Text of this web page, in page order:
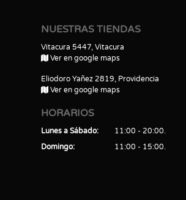
NUESTRAS TIENDAS
Vitacura 5447, Vitacura
Ver en google maps
Eliodoro Yañez 2819, Providencia
Ver en google maps
HORARIOS
Lunes a Sábado
11:00 - 20:00
Domingo
11:00 - 15:00